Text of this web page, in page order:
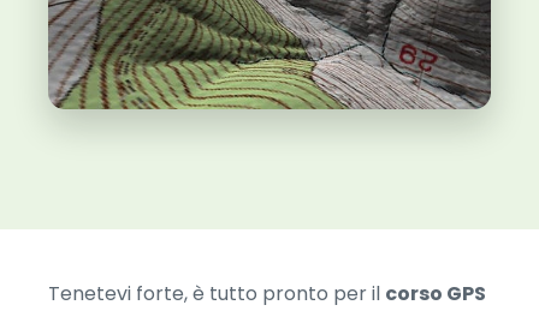
Tenetevi forte, è tutto pronto per il corso GPS